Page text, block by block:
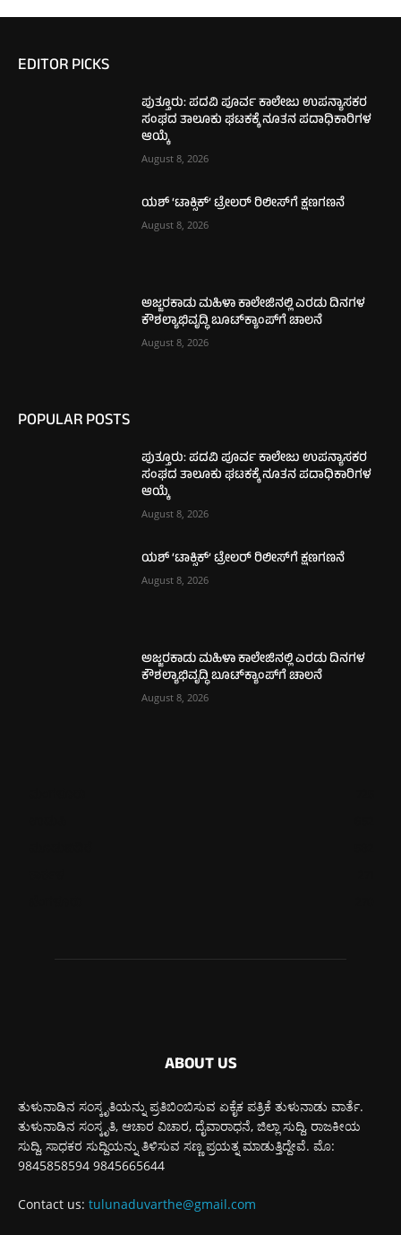
EDITOR PICKS
ಪುತ್ತೂರು: ಪದವಿ ಪೂರ್ವ ಕಾಲೇಜು ಉಪನ್ಯಾಸಕರ
ಸಂಘದ ತಾಲೂಕು ಘಟಕಕ್ಕೆ ನೂತನ ಪದಾಧಿಕಾರಿಗಳ
ಆಯ್ಕೆ
August 8, 2026
ಯಶ್ ‘ಟಾಕ್ಸಿಕ್’ ಟ್ರೇಲರ್ ರಿಲೀಸ್‌ಗೆ ಕ್ಷಣಗಣನೆ
August 8, 2026
ಅಜ್ಜರಕಾಡು ಮಹಿಳಾ ಕಾಲೇಜಿನಲ್ಲಿ ಎರಡು ದಿನಗಳ
ಕೌಶಲ್ಯಾಭಿವೃದ್ಧಿ ಬೂಟ್‌ಕ್ಯಾಂಪ್‌ಗೆ ಚಾಲನೆ
August 8, 2026
POPULAR POSTS
ಪುತ್ತೂರು: ಪದವಿ ಪೂರ್ವ ಕಾಲೇಜು ಉಪನ್ಯಾಸಕರ
ಸಂಘದ ತಾಲೂಕು ಘಟಕಕ್ಕೆ ನೂತನ ಪದಾಧಿಕಾರಿಗಳ
ಆಯ್ಕೆ
August 8, 2026
ಯಶ್ ‘ಟಾಕ್ಸಿಕ್’ ಟ್ರೇಲರ್ ರಿಲೀಸ್‌ಗೆ ಕ್ಷಣಗಣನೆ
August 8, 2026
ಅಜ್ಜರಕಾಡು ಮಹಿಳಾ ಕಾಲೇಜಿನಲ್ಲಿ ಎರಡು ದಿನಗಳ
ಕೌಶಲ್ಯಾಭಿವೃದ್ಧಿ ಬೂಟ್‌ಕ್ಯಾಂಪ್‌ಗೆ ಚಾಲನೆ
August 8, 2026
ABOUT US
ತುಳುನಾಡಿನ ಸಂಸ್ಕೃತಿಯನ್ನು ಪ್ರತಿಬಿಂಬಿಸುವ ಏಕೈಕ ಪತ್ರಿಕೆ ತುಳುನಾಡು ವಾರ್ತೆ.
ತುಳುನಾಡಿನ ಸಂಸ್ಕೃತಿ, ಆಚಾರ ವಿಚಾರ, ದೈವಾರಾಧನೆ, ಜಿಲ್ಲಾ ಸುದ್ದಿ, ರಾಜಕೀಯ
ಸುದ್ದಿ, ಸಾಧಕರ ಸುದ್ದಿಯನ್ನು ತಿಳಿಸುವ ಸಣ್ಣ ಪ್ರಯತ್ನ ಮಾಡುತ್ತಿದ್ದೇವೆ. ಮೊ:
9845858594 9845665644
Contact us: tulunaduvarthe@gmail.com